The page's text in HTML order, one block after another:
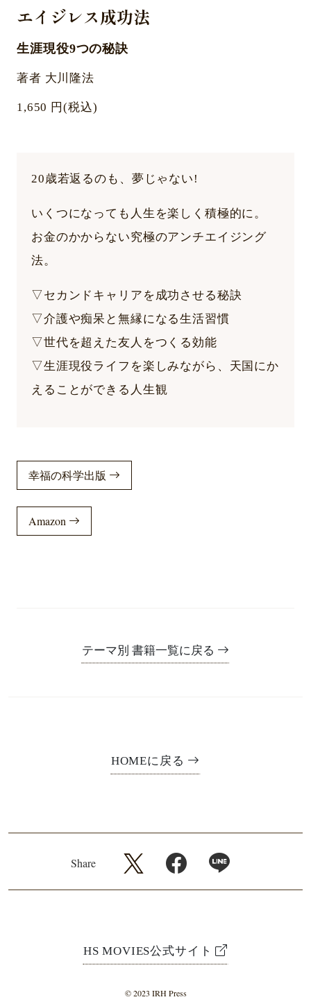
エイジレス成功法
生涯現役9つの秘訣
著者 大川隆法
1,650 円(税込)
20歳若返るのも、夢じゃない!
いくつになっても人生を楽しく積極的に。
お金のかからない究極のアンチエイジング
法。
▽セカンドキャリアを成功させる秘訣
▽介護や痴呆と無縁になる生活習慣
▽世代を超えた友人をつくる効能
▽生涯現役ライフを楽しみながら、天国にか
えることができる人生観
幸福の科学出版
Amazon
テーマ別 書籍一覧に戻る
HOMEに戻る
Share
HS MOVIES公式サイト
© 2023 IRH Press